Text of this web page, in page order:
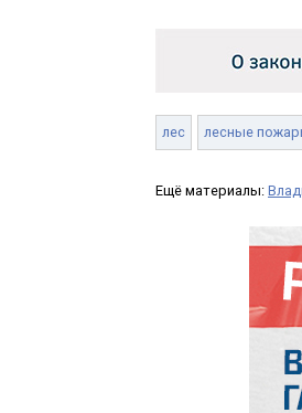
лес лесные
Ещё материалы: